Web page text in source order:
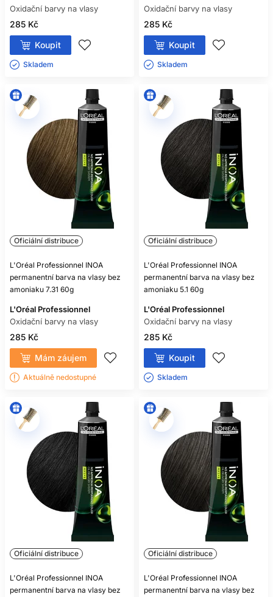
Oxidační barvy na vlasy
285 Kč
Koupit
Skladem ㅤ
Oxidační barvy na vlasy
285 Kč
Koupit
Skladem ㅤ
Oficiální distribuce
L'Oréal Professionnel INOA
permanentní barva na vlasy bez
amoniaku 7.31 60g
L'Oréal Professionnel
Oxidační barvy na vlasy
285 Kč
Mám záujem
Aktuálně nedostupné
Oficiální distribuce
L'Oréal Professionnel INOA
permanentní barva na vlasy bez
amoniaku 5.1 60g
L'Oréal Professionnel
Oxidační barvy na vlasy
285 Kč
Koupit
Skladem ㅤ
Oficiální distribuce
L'Oréal Professionnel INOA
permanentní barva na vlasy bez
Oficiální distribuce
L'Oréal Professionnel INOA
permanentní barva na vlasy bez